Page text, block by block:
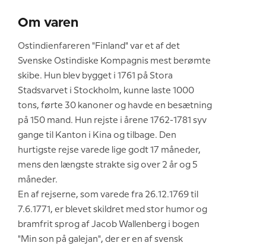
Om varen
Ostindienfareren "Finland" var et af det
Svenske Ostindiske Kompagnis mest berømte
skibe. Hun blev bygget i 1761 på Stora
Stadsvarvet i Stockholm, kunne laste 1000
tons, førte 30 kanoner og havde en besætning
på 150 mand. Hun rejste i årene 1762-1781 syv
gange til Kanton i Kina og tilbage. Den
hurtigste rejse varede lige godt 17 måneder,
mens den længste strakte sig over 2 år og 5
måneder.
En af rejserne, som varede fra 26.12.1769 til
7.6.1771, er blevet skildret med stor humor og
bramfrit sprog af Jacob Wallenberg i bogen
"Min son på galejan", der er en af svensk